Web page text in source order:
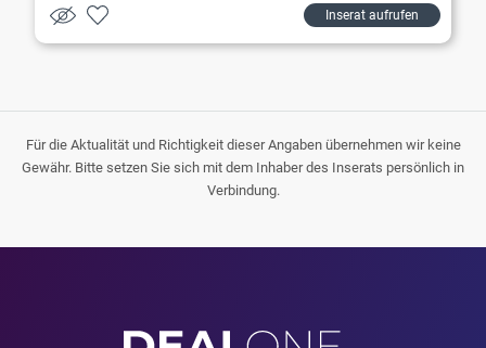
Inserat aufrufen
Für die Aktualität und Richtigkeit dieser Angaben übernehmen wir keine
Gewähr. Bitte setzen Sie sich mit dem Inhaber des Inserats persönlich in
Verbindung.